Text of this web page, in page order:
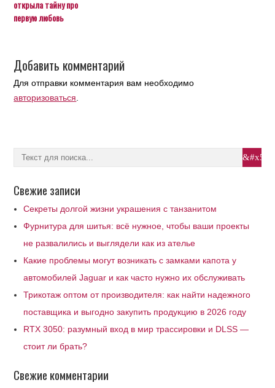
открыла тайну про
первую любовь
Добавить комментарий
Для отправки комментария вам необходимо
авторизоваться
Свежие записи
Секреты долгой жизни украшения с танзанитом
Фурнитура для шитья: всё нужное, чтобы ваши проекты
не развалились и выглядели как из ателье
Какие проблемы могут возникать с замками капота у
автомобилей Jaguar и как часто нужно их обслуживать
Трикотаж оптом от производителя: как найти надежного
поставщика и выгодно закупить продукцию в 2026 году
RTX 3050: разумный вход в мир трассировки и DLSS —
стоит ли брать?
Свежие комментарии